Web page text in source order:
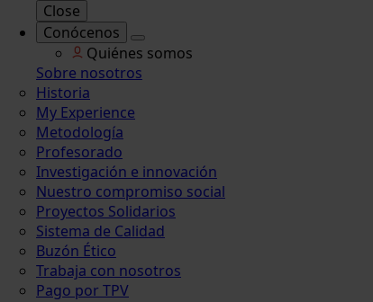
Close
Conócenos
Quiénes somos
Sobre nosotros
Historia
My Experience
Metodología
Profesorado
Investigación e innovación
Nuestro compromiso social
Proyectos Solidarios
Sistema de Calidad
Buzón Ético
Trabaja con nosotros
Pago por TPV